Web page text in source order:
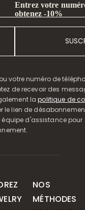
Entrez votre
obtenez -10%
votre numéro de
de recevoir des
lapolitique de
le lien de
d'assistance pour
NOS
MÉTHODES